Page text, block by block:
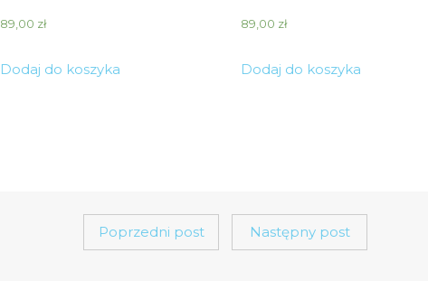
89,00 zł
Dodaj do koszyka
89,00 zł
Dodaj do koszyka
Poprzedni post Następny post